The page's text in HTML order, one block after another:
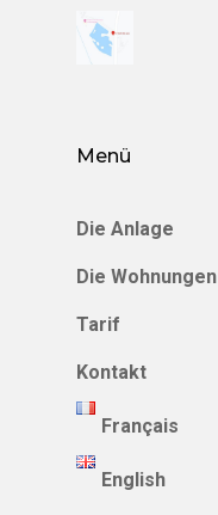
Menü
Die Anlage
Die Wohnungen
Tarif
Kontakt
Français
English